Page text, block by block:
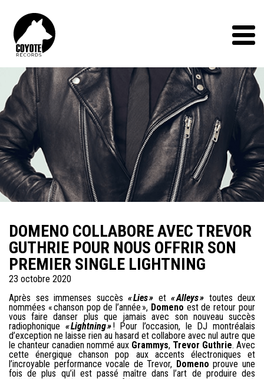
Records
Menu
DOMENO COLLABORE AVEC TREVOR
GUTHRIE POUR NOUS OFFRIR SON
PREMIER SINGLE LIGHTNING
23 octobre 2020
Après ses immenses succès « Lies » et « Alleys » toutes deux
nommées « chanson pop de l’année », Domeno est de retour pour
vous faire danser plus que jamais avec son nouveau succès
radiophonique « Lightning »! Pour l’occasion, le DJ montréalais
d’exception ne laisse rien au hasard et collabore avec nul autre que
le chanteur canadien nommé aux Grammys, Trevor Guthrie. Avec
cette énergique chanson pop aux accents électroniques et
l’incroyable performance vocale de Trevor, Domenoprouve une
fois de plus qu’il est passé maître dans l’art de produire des